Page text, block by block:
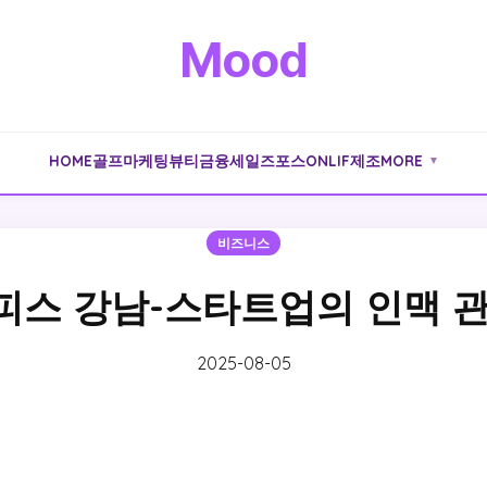
Mood
HOME골프마케팅뷰티금융세일즈포스ONLIF제조MORE ▼
비즈니스
스 강남-스타트업의 인맥
2025-08-05